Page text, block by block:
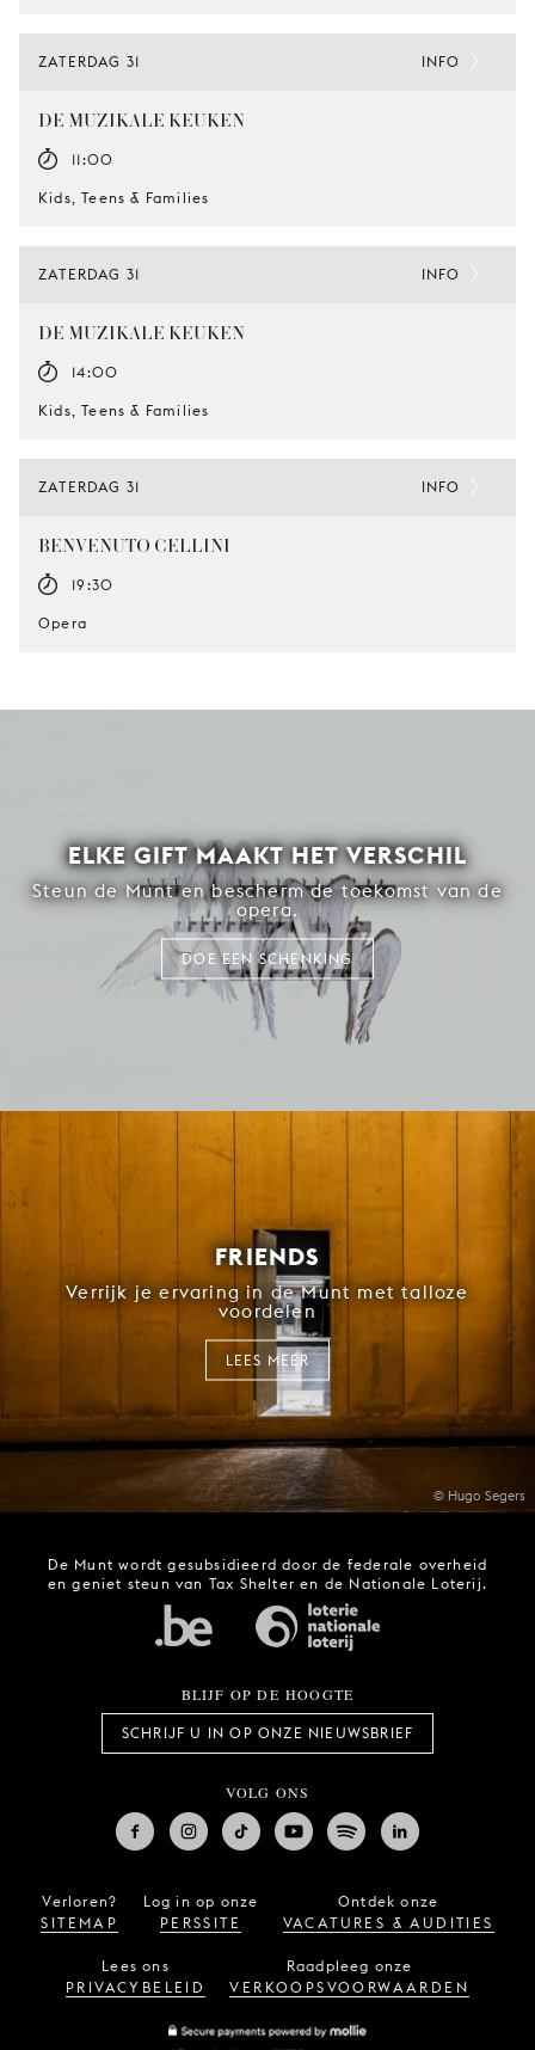
ZATERDAG 31
DE MUZIKALE KEUKEN
11:00
Kids, Teens & Families
INFO
ZATERDAG 31
DE MUZIKALE KEUKEN
14:00
Kids, Teens & Families
INFO
ZATERDAG 31
BENVENUTO CELLINI
19:30
Opera
INFO
ELKE GIFT MAAKT HET VERSCHIL
Steun de Munt en bescherm de toekomst van de
opera.
DOE EEN SCHENKING
© Hugo Segers
FRIENDS
Verrijk je ervaring in de Munt met talloze
voordelen
LEES MEER
De Munt wordt gesubsidieerd door de federale overheid
en geniet steun van Tax Shelter en de Nationale Loterij.
BLIJF OP DE HOOGTE
SCHRIJF U IN OP ONZE NIEUWSBRIEF
VOLG ONS
Verloren?
SITEMAP
Log in op onze
PERSSITE
Ontdek onze
VACATURES & AUDITIES
Lees ons
PRIVACYBELEID
Raadpleeg onze
VERKOOPSVOORWAARDEN